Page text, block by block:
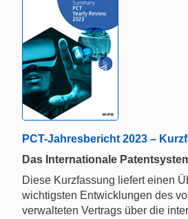
PCT-Jahresbericht 2023 –
Das Internationale
Diese Kurzfassung liefert einen
wichtigsten Entwicklungen des
verwalteten Vertrags über die